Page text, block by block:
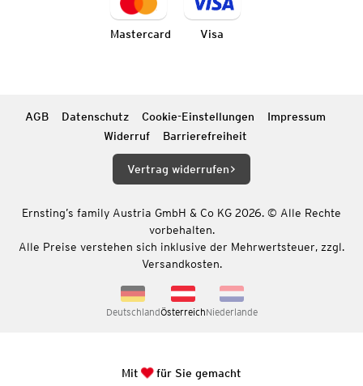
Mastercard Visa
AGB Datenschutz Cookie-Einstellungen
Impressum
Widerruf
Barrierefreiheit
Vertrag widerrufen
Ernsting’s family Austria GmbH & Co KG 2026. © Alle Rechte
vorbehalten.
Alle Preise verstehen sich inklusive der Mehrwertsteuer, zzgl.
Versandkosten.
DeutschlandÖsterreichNiederlande
Mit für Sie gemacht